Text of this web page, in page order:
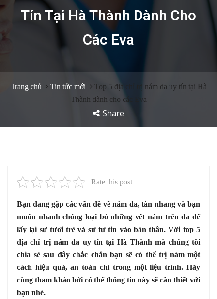
Tín Tại Hà Thành Dành Cho
Các Eva
Trang chủ Tin tức mới
Top 5 địa chỉ trị nám da uy tín tại Hà
Thành dành cho các Eva
Share
Rate this post
Bạn đang gặp các vấn đề về nám da, tàn nhang và bạn
muốn nhanh chóng loại bỏ những vết nám trên da để
lấy lại sự tươi trẻ và sự tự tin vào bản thân. Với top 5
địa chỉ trị nám da uy tín tại Hà Thành mà chúng tôi
chia sẻ sau đây chắc chắn bạn sẽ có thể trị nám một
cách hiệu quả, an toàn chỉ trong một liệu trình. Hãy
cùng tham khảo bởi có thể thông tin này sẽ cần thiết với
bạn nhé.